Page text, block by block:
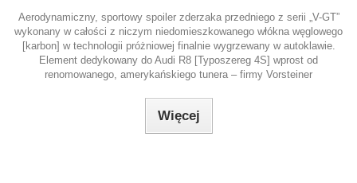
Aerodynamiczny, sportowy spoiler zderzaka przedniego z serii „V-GT”
wykonany w całości z niczym niedomieszkowanego włókna węglowego
[karbon] w technologii próżniowej finalnie wygrzewany w autoklawie.
Element dedykowany do Audi R8 [Typoszereg 4S] wprost od
renomowanego, amerykańskiego tunera – firmy Vorsteiner
Więcej